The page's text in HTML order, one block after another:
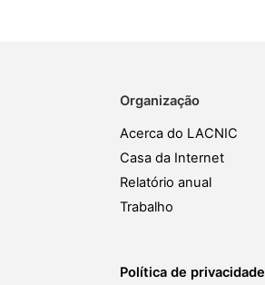
Organização
Acerca do LACNIC
Casa da Internet
Relatório anual
Trabalho
Política de privacidade